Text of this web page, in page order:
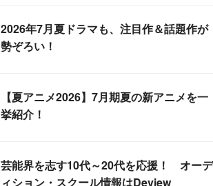
2026年7月夏ドラマも、注目作＆話題作が
勢ぞろい！
【夏アニメ2026】7月期夏の新アニメを一
挙紹介！
芸能界を志す10代～20代を応援！ オーデ
ィション・スクール情報はDeview